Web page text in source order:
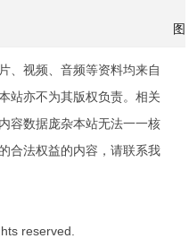
图
、视频、音频等资料均来自
站亦不为其版权负责。相关
容数据庞杂本站无法一一核
合法权益的内容，请联系我
reserved.